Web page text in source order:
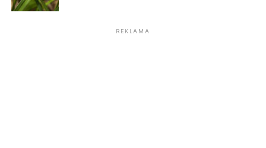
REKLAMA